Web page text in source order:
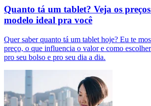
Quanto tá um tablet? Veja os
modelo ideal pra você
Quer saber quanto tá um tablet hoje? Eu te
preço, o que influencia o valor e como
pro seu bolso e pro seu dia a dia.